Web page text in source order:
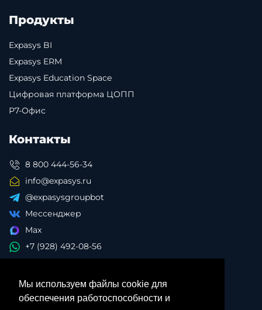
Мы используем файлы cookie для
обеспечения работоспособности и
Продукты
Expasys BI
Expasys ERM
Expasys Education Space
Цифровая платформа ЦОПП
Р7-Офис
Контакты
8 800 444-56-34
info@expasys.ru
@expasysgroupbot
Мессенджер
Max
+7 (928) 492-08-56